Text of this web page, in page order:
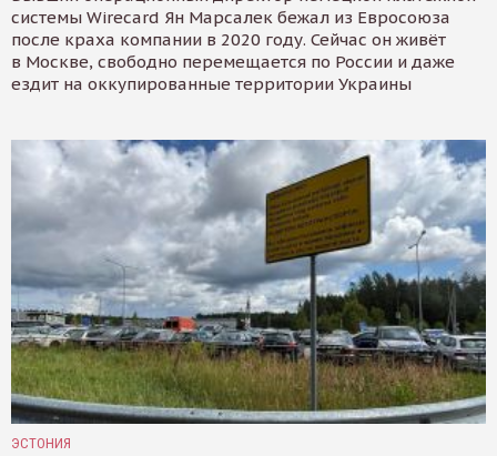
системы Wirecard Ян Марсалек бежал из Евросоюза
после краха компании в 2020 году. Сейчас он живёт
в Москве, свободно перемещается по России и даже
ездит на оккупированные территории Украины
ЭСТОНИЯ